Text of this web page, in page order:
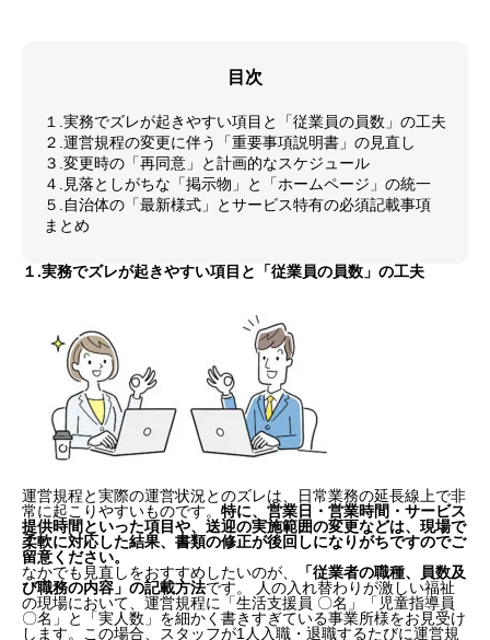
目次
１.実務でズレが起きやすい項目と「従業員の員数」の工夫
２.運営規程の変更に伴う「重要事項説明書」の見直し
３.変更時の「再同意」と計画的なスケジュール
４.見落としがちな「掲示物」と「ホームページ」の統一
５.自治体の「最新様式」とサービス特有の必須記載事項
まとめ
１.実務でズレが起きやすい項目と「従業員の員数」の工夫
運営規程と実際の運営状況とのズレは、日常業務の延長線上で非
常に起こりやすいものです。 特に、営業日・営業時間・サービス
提供時間といった項目や、送迎の実施範囲の変更などは、現場で
柔軟に対応した結果、書類の修正が後回しになりがちですのでご
留意ください。
なかでも見直しをおすすめしたいのが、
「従業者の職種、員数及
び職務の内容」の記載方法です。 人の入れ替わりが激しい福祉
の現場において、運営規程に「生活支援員 〇名」「児童指導員
〇名」と「実人数」を細かく書きすぎている事業所様をお見受け
します。この場合、スタッフが1人入職・退職するたびに運営規